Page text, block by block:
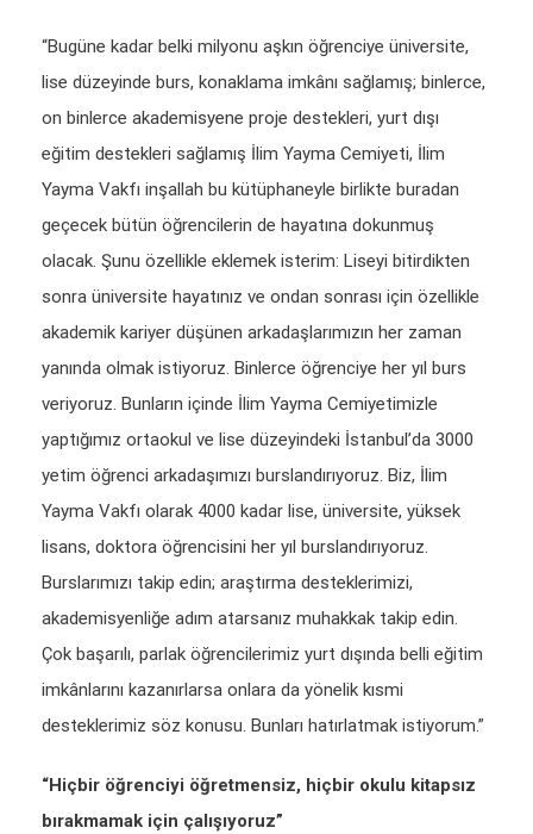
“Bugüne kadar belki milyonu aşkın öğrenciye üniversite,
lise düzeyinde burs, konaklama imkânı sağlamış; binlerce,
on binlerce akademisyene proje destekleri, yurt dışı
eğitim destekleri sağlamış İlim Yayma Cemiyeti, İlim
Yayma Vakfı inşallah bu kütüphaneyle birlikte buradan
geçecek bütün öğrencilerin de hayatına dokunmuş
olacak. Şunu özellikle eklemek isterim: Liseyi bitirdikten
sonra üniversite hayatınız ve ondan sonrası için özellikle
akademik kariyer düşünen arkadaşlarımızın her zaman
yanında olmak istiyoruz. Binlerce öğrenciye her yıl burs
veriyoruz. Bunların içinde İlim Yayma Cemiyetimizle
yaptığımız ortaokul ve lise düzeyindeki İstanbul’da 3000
yetim öğrenci arkadaşımızı burslandırıyoruz. Biz, İlim
Yayma Vakfı olarak 4000 kadar lise, üniversite, yüksek
lisans, doktora öğrencisini her yıl burslandırıyoruz.
Burslarımızı takip edin; araştırma desteklerimizi,
akademisyenliğe adım atarsanız muhakkak takip edin.
Çok başarılı, parlak öğrencilerimiz yurt dışında belli eğitim
imkânlarını kazanırlarsa onlara da yönelik kısmi
desteklerimiz söz konusu. Bunları hatırlatmak istiyorum.”
“Hiçbir öğrenciyi öğretmensiz, hiçbir okulu kitapsız
bırakmamak için çalışıyoruz”